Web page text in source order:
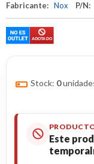
Fabricante: Nox P/N:
Stock: 0
Este